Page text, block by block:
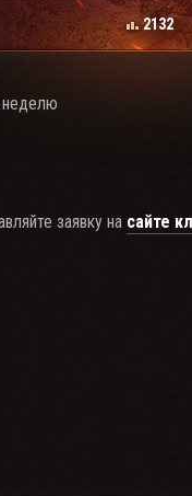
2132
неделю
заявку на сайте